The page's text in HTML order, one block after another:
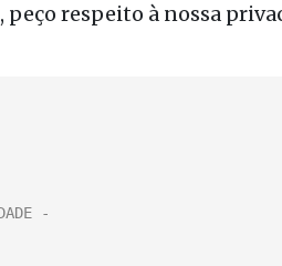
respeito à nossa